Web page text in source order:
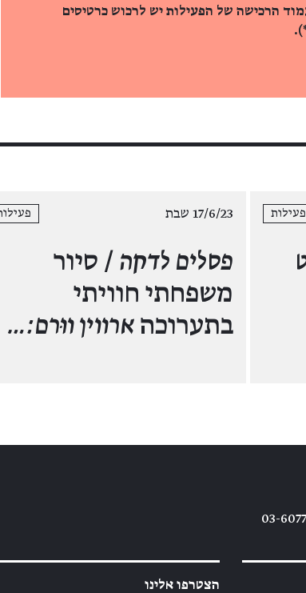
הרכישה של הפעילות יש לרכוש כרטיסים
פעילות 17/6/23 שבת
פסלים לדקה / סיור
משפחתי חוויתי
בתערוכהארווין ווּרם:…
הצטרפו אלינו